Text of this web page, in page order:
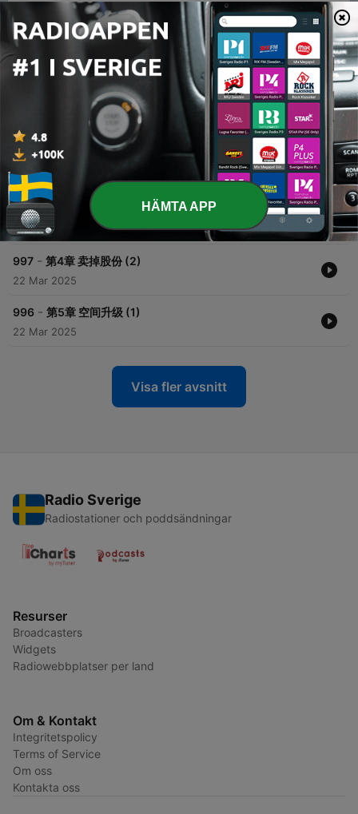
00:00
Avsnitt
第1章 穿书 (1)
22 Mar 2025
999 - 第2章 穿书 (2)
22 Mar 2025
998 - 第3章 卖掉股份 (1)
22 Mar 2025
997 - 第4章 卖掉股份 (2)
22 Mar 2025
996 - 第5章 空间升级 (1)
22 Mar 2025
Visa fler avsnitt
Radio Sverige
Radiostationer och poddsändningar
Resurser
Broadcasters
Widgets
Radiowebbplatser per land
Om & Kontakt
Integritetspolicy
Terms of Service
Om oss
Kontakta oss
HÄMTA APP